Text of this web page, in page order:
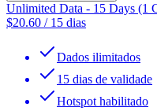
Unlimited Data - 15 Days (1
$20.60 / 15 dias
Dados ilimitados
15 dias de validade
Hotspot habilitado